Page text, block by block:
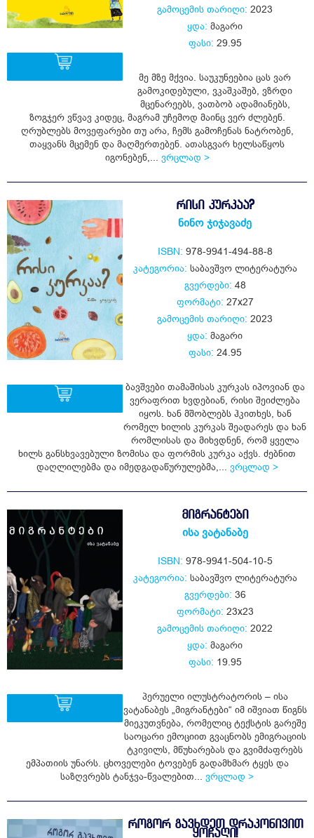
გამოცემის თარიღი: 2023
ყდა: მაგარი
ფასი: 29.95
მე მზე მქვია. საუკუნეებია ცას ვარ
გამოკიდებული, ვკაშკაშებ, ვზრდი
მცენარეებს, ვათბობ ადამიანებს,
ზოგჯერ ვწვავ კიდეც, მაგრამ უჩემოდ მაინც ვერ ძლებენ.
ღრუბლებს მოვეფარები თუ არა, ჩემს გამოჩენას ნატრობენ,
თაყვანს მცემენ და მაღმერთებენ. ათასგვარ ხელსაწყოს
იგონებენ,... ვრცლად >
ᲠᲘᲡᲘ ᲙᲣᲠᲙᲐᲐ?
ნინო ჯიჯავაძე
ISBN: 978-9941-494-88-8
კატეგორია: საბავშვო ლიტერატურა
გვერდები: 48
ფორმატი: 27x27
გამოცემის თარიღი: 2023
ყდა: მაგარი
ფასი: 24.95
ბავშვები თამაშისას კურკას იპოვიან და
ვერაფრით ხვდებიან, რისი შეიძლება
იყოს. ხან მშობლებს ჰკითხეს, ხან
რომელ ხილის კურკას შეადარეს და ხან
რომლისას და მიხვდნენ, რომ ყველა
ხილს განსხვავებული ზომისა და ფორმის კურკა აქვს. ძებნით
დაღლილებმა და იმედგადაწურულებმა,... ვრცლად >
ᲛᲘᲒᲠᲐᲜᲢᲔᲑᲘ
ისა ვატანაბე
ISBN: 978-9941-504-10-5
კატეგორია: საბავშვო ლიტერატურა
გვერდები: 36
ფორმატი: 23x23
გამოცემის თარიღი: 2022
ყდა: მაგარი
ფასი: 19.95
პერუელი ილუსტრატორის – ისა
ვატანაბეს „მიგრანტები“ იმ იშვიათ წიგნს
მიეკუთვნება, რომელიც ტექსტის გარეშე
საოცარი ემოციით გვაცნობს ემიგრაციის
ტკივილს, მწუხარებას და გვიმძაფრებს
ემპათიის უნარს. ცხოველები ტოვებენ გადამხმარ ტყეს და
საზღვრებს ტანჯვა-წვალებით... ვრცლად >
ᲠᲝᲒᲝᲠ ᲒᲐᲕᲮᲓᲔᲗ ᲓᲠᲐᲙᲝᲜᲘᲕᲘᲗ
ᲧᲝᲩᲐᲦᲘ!